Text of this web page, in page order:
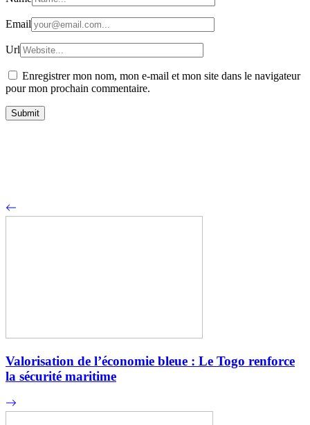
Email
Url
Enregistrer mon nom, mon e-mail et mon site dans le navigateur
pour mon prochain commentaire.
Valorisation de l’économie bleue : Le Togo renforce
la sécurité maritime